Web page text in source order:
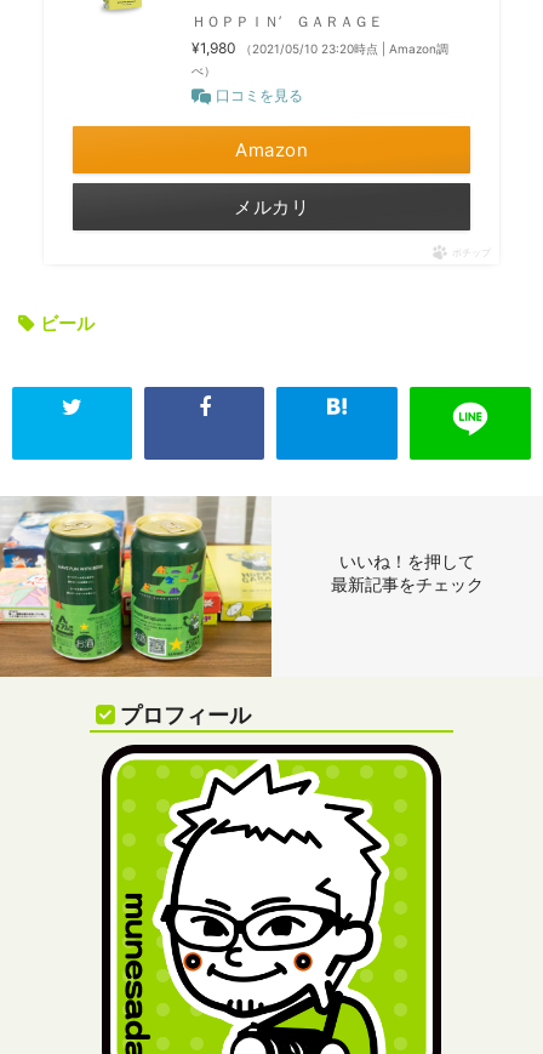
ＨＯＰＰＩＮ’ ＧＡＲＡＧＥ
¥1,980
（2021/05/10 23:20時点 | Amazon調
べ）
口コミを見る
Amazon
メルカリ
ポチップ
ビール
いいね！を押して
最新記事をチェック
プロフィール